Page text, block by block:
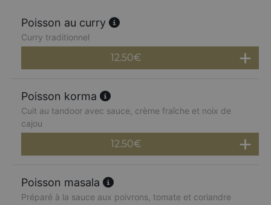
Poisson au curry
Curry traditionnel
12.50€
Poisson korma
Cuit au tandoor avec sauce, crème fraîche et noix de
cajou
12.50€
Poisson masala
Préparé à la sauce aux poivrons, tomate et coriandre